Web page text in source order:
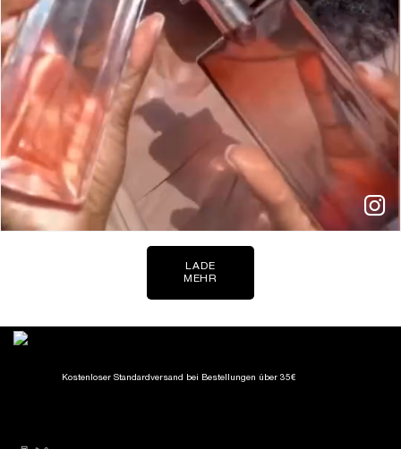
LADE
MEHR
Kostenloser Standardversand bei Bestellungen über 35€